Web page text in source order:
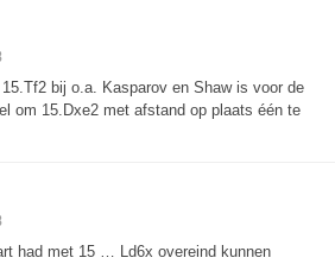
bij o.a. Kasparov en Shaw is voor de
om 15.Dxe2 met afstand op plaats één te
had met 15 … Ld6x overeind kunnen